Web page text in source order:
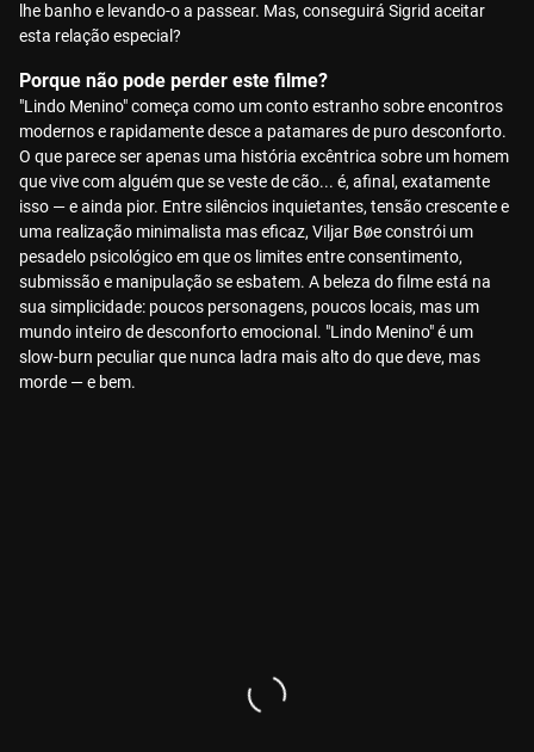
lhe banho e levando-o a passear. Mas, conseguirá Sigrid aceitar
esta relação especial?
Porque não pode perder este filme?
"Lindo Menino" começa como um conto estranho sobre encontros
modernos e rapidamente desce a patamares de puro desconforto.
O que parece ser apenas uma história excêntrica sobre um homem
que vive com alguém que se veste de cão... é, afinal, exatamente
isso — e ainda pior. Entre silêncios inquietantes, tensão crescente e
uma realização minimalista mas eficaz, Viljar Bøe constrói um
pesadelo psicológico em que os limites entre consentimento,
submissão e manipulação se esbatem. A beleza do filme está na
sua simplicidade: poucos personagens, poucos locais, mas um
mundo inteiro de desconforto emocional. "Lindo Menino" é um
slow-burn peculiar que nunca ladra mais alto do que deve, mas
morde — e bem.